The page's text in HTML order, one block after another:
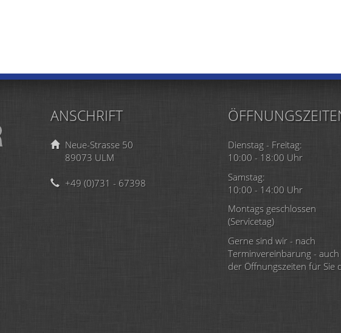
ANSCHRIFT
Neue-Strasse 50
89073 ULM
+49 (0)731 - 67398
Dienstag - Freitag:
10:00 - 18:00 Uhr
Samstag:
10:00 - 14:00 Uhr
Montags geschlossen
(Servicetag)
Gerne sind wir - nach
Terminvereinbarung -
der Öffnungszeiten für Sie